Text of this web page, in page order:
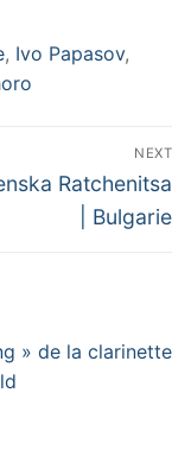
, Ivo Papasov,
NEXT
Ratchenitsa
| Bulgarie
» de la clarinette